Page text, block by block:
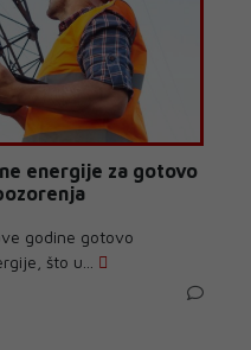
energije za gotovo
godine gotovo
što u...